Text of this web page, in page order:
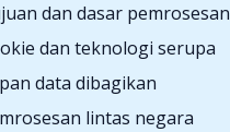
dan dasar pemrosesan
dan teknologi serupa
data dibagikan
lintas negara